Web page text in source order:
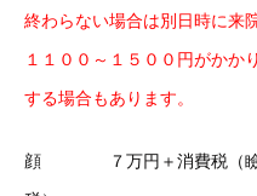
終わらない場合は別日時に来
１１００ ～ １５００ 円がかか
する場合もあります。
顔 ７万円＋消費税（瞼も